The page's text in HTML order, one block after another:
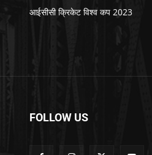
आईसीसी क्रिकेट विश्व कप 2023
FOLLOW US